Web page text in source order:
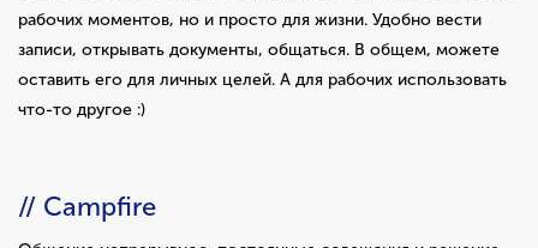
рабочих моментов, но и просто для жизни. Удобно вести
записи, открывать документы, общаться. В общем, можете
оставить его для личных целей. А для рабочих использовать
что-то другое :)
// Campfire